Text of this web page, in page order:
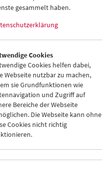
gesammelt haben.
Cookies
Cookies helfen dabei,
Webseite nutzbar zu machen,
sie Grundfunktionen wie
und Zugriff auf
Bereiche der Webseite
Die Webseite kann ohne
Cookies nicht richtig